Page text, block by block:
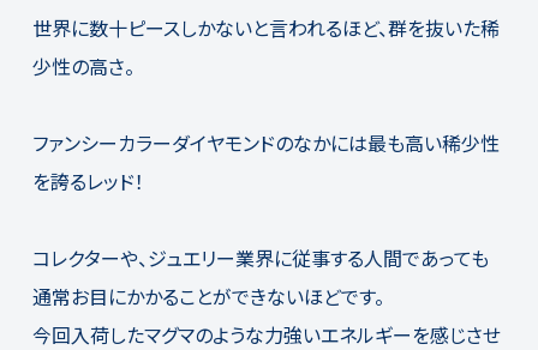
世界に数十ピースしかないと言われるほど、群を抜いた稀
少性の高さ。
ファンシーカラーダイヤモンドのなかには最も高い稀少性
を誇るレッド！
コレクターや、ジュエリー業界に従事する人間であっても
通常お目にかかることができないほどです。
今回入荷したマグマのような力強いエネルギーを感じさせ